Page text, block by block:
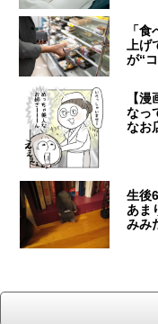
「
上
が“
【
なっ
なお
生後
あま
みみ